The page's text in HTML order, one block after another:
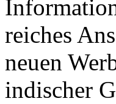
reiches
neuen
indischer